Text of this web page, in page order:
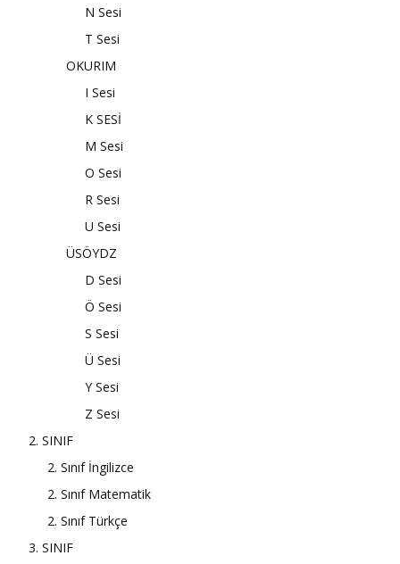
N Sesi
T Sesi
OKURIM
I Sesi
K SESİ
M Sesi
O Sesi
R Sesi
U Sesi
ÜSÖYDZ
D Sesi
Ö Sesi
S Sesi
Ü Sesi
Y Sesi
Z Sesi
2. SINIF
2. Sınıf İngilizce
2. Sınıf Matematik
2. Sınıf Türkçe
3. SINIF